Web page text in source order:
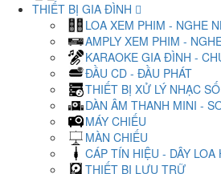
THIẾT BỊ GIA ĐÌNH
LOA XEM PHIM - NGHE
AMPLY XEM PHIM -
KARAOKE GIA ĐÌNH -
ĐẦU CD - ĐẦU PHÁT
THIẾT BỊ XỬ LÝ NHẠC SỐ
DÀN ÂM THANH MINI -
MÁY CHIẾU
MÀN CHIẾU
CÁP TÍN HIỆU - DÂY LOA
THIẾT BỊ LƯU TRỮ